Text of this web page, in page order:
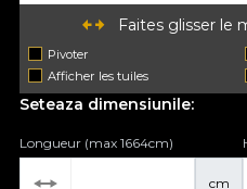
Faites glisser le
Pivoter
Afficher les tuiles
Seteaza dimensiunile:
cm
Longueur (max 1664cm)